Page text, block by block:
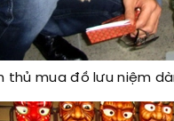
thủ mua đồ lưu niệm